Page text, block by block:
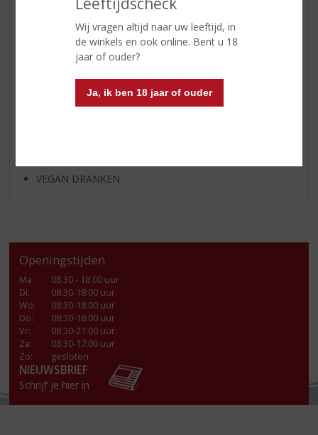
Wij vragen altijd naar uw leeftijd, in
de winkels en ook online. Bent u 18
jaar of ouder?
Ja, ik ben 18 jaar of ouder
SHOTJES
KANT EN KLAAR
FRISDRANK
GLASWERK
GESCHENKVERPAKKING
VEGAN DRANKEN
Openingstijden
Ma:
08.30 - 18.00 uur
Di:
08:30-18:00 uur
Wo:
08:30-18:00 uur
Do:
08:30-18:00 uur
Vr:
08:30-21:00 uur
Za:
08:30-17:00 uur
Zo:
gesloten
NIEUWSBRIEF
Schrijf je hier in